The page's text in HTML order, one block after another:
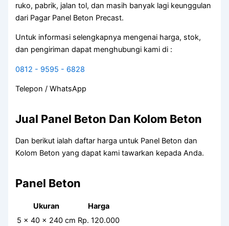
ruko, pabrik, jalan tol, dan masih banyak lagi keunggulan
dari Pagar Panel Beton Precast.
Untuk informasi selengkapnya mengenai harga, stok,
dan pengiriman dapat menghubungi kami di :
0812 - 9595 - 6828
Telepon / WhatsApp
Jual Panel Beton Dan Kolom Beton
Dan berikut ialah daftar harga untuk Panel Beton dan
Kolom Beton yang dapat kami tawarkan kepada Anda.
Panel Beton
Ukuran
Harga
5 x 40 x 240 cm Rp. 120.000